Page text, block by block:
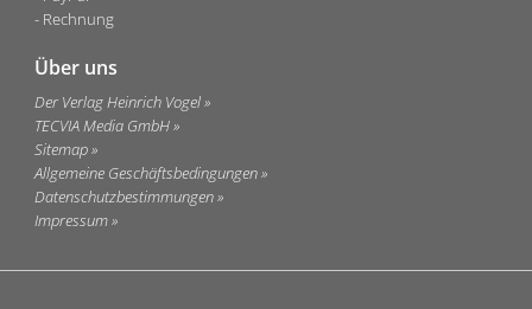
Rechnung
Über uns
Der Verlag Heinrich Vogel
TECVIA Media GmbH
Sitemap
Allgemeine Geschäftsbedingungen
Datenschutzbestimmungen
Impressum